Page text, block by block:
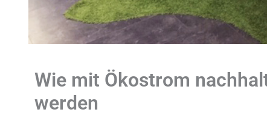
Wie mit Ökostrom
werden